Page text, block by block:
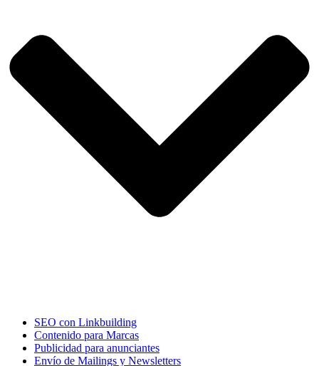
SEO con Linkbuilding
Contenido para Marcas
Publicidad para anunciantes
Envío de Mailings y Newsletters